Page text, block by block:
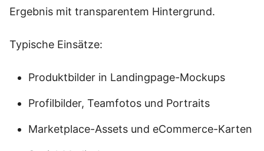
Ergebnis mit transparentem Hintergrund.
Typische Einsätze:
Produktbilder in Landingpage-Mockups
Profilbilder, Teamfotos und Portraits
Marketplace-Assets und eCommerce-Karten